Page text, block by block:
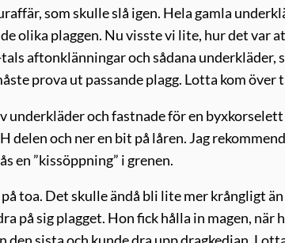
som skulle slå igen. Hela gamla
olika plaggen. Nu visste vi lite, hur det var
aftonklänningar och sådana underkläder,
prova ut passande plagg. Lotta kom över
underkläder och fastnade för en
och ner en bit på låren. Jag
en ”kissöppning” i grenen.
toa. Det skulle ändå bli lite mer krångligt
på sig plagget. Hon fick hålla in magen, när